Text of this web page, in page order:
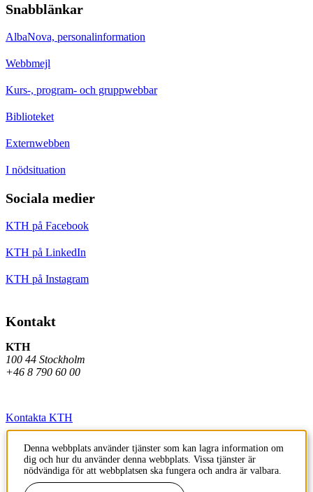
Snabblänkar
AlbaNova, personalinformation
Webbmejl
Kurs-, program- och gruppwebbar
Biblioteket
Externwebben
I nödsituation
Sociala medier
KTH på Facebook
KTH på LinkedIn
KTH på Instagram
Kontakt
KTH
100 44 Stockholm
+46 8 790 60 00
Kontakta KTH
Jobba på KTH
Press och media
Denna webbplats använder tjänster som kan lagra information om
dig och hur du använder denna webbplats. Vissa tjänster är
nödvändiga för att webbplatsen ska fungera och andra är valbara.